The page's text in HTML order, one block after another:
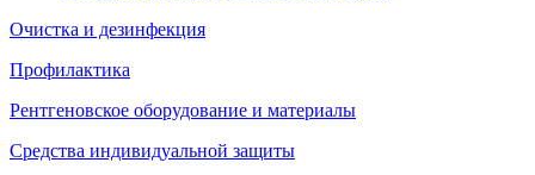
Очистка и дезинфекция
Профилактика
Рентгеновское оборудование и материалы
Средства индивидуальной защиты